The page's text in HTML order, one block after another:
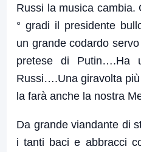
Russi la musica cambia.
° gradi il presidente
un grande codardo
pretese di Putin….Ha
Russi….Una giravolta
la farà anche la nostra
Da grande viandante di
i tanti baci e abbracci